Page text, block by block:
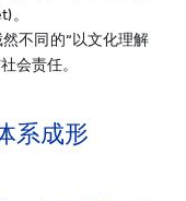
。
不同的“以文化理解
会责任。
系成形